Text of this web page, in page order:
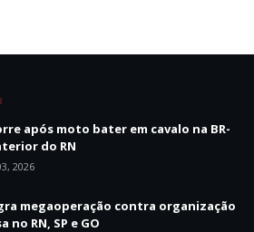
após moto bater em cavalo na BR-
do RN
2026
megaoperação contra organização
no RN, SP e GO